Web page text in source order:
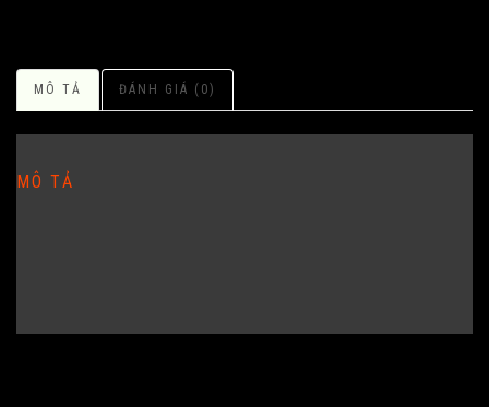
MÔ TẢ ĐÁNH GIÁ (0)
MÔ TẢ